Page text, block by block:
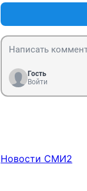
Гость
Войти
Новости СМИ2